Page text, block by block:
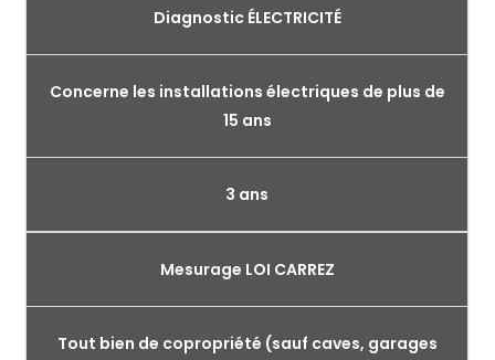
Diagnostic ÉLECTRICITÉ
Concerne les installations électriques de plus de
15 ans
3 ans
Mesurage LOI CARREZ
Tout bien de copropriété (sauf caves, garages